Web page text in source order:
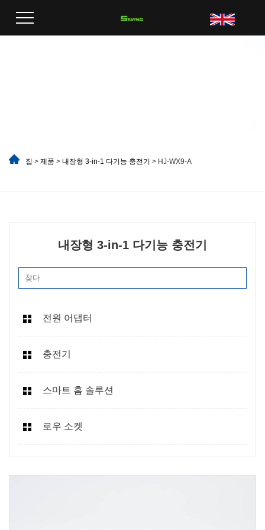
집 > 제품 > 내장형 3-in-1 다기능 충전기 > HJ-WX9-A
내장형 3-in-1 다기능 충전기
전원 어댑터
충전기
스마트 홈 솔루션
로우 소켓